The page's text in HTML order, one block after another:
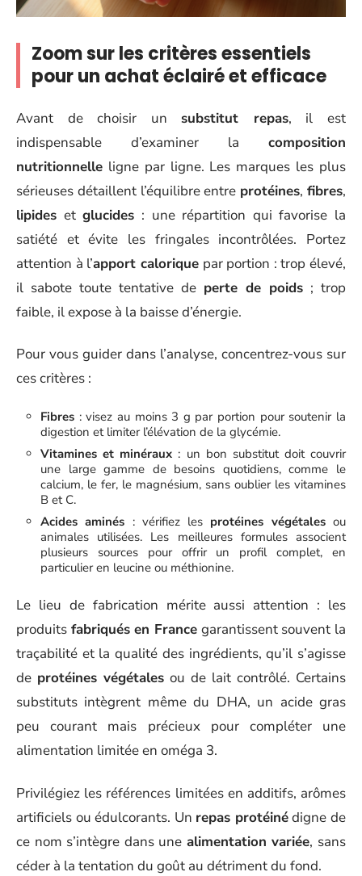
Zoom sur les critères essentiels
pour un achat éclairé et efficace
Avant de choisir un substitut repas, il est
indispensable d’examiner la composition
nutritionnelle ligne par ligne. Les marques les plus
sérieuses détaillent l’équilibre entre protéines,fibres,
lipides etglucides : une répartition qui favorise la
satiété et évite les fringales incontrôlées. Portez
attention à l’apport caloriquepar portion : trop élevé,
il sabote toute tentative de perte de poids ; trop
faible, il expose à la baisse d’énergie.
Pour vous guider dans l’analyse, concentrez-vous sur
ces critères :
Fibres : visez au moins 3 g par portion pour soutenir la
digestion et limiter l’élévation de la glycémie.
Vitamines et minéraux : un bon substitut doit couvrir
une large gamme de besoins quotidiens, comme le
calcium, le fer, le magnésium, sans oublier les vitamines
B et C.
Acides aminés : vérifiez les protéines végétalesou
animales utilisées. Les meilleures formules associent
plusieurs sources pour offrir un profil complet, en
particulier en leucine ou méthionine.
Le lieu de fabrication mérite aussi attention : les
produits fabriqués en France garantissent souvent la
traçabilité et la qualité des ingrédients, qu’il s’agisse
de protéines végétales ou de lait contrôlé. Certains
substituts intègrent même du DHA, un acide gras
peu courant mais précieux pour compléter une
alimentation limitée en oméga 3.
Privilégiez les références limitées en additifs, arômes
artificiels ou édulcorants. Un repas protéinédigne de
ce nom s’intègre dans une alimentation variée, sans
céder à la tentation du goût au détriment du fond.